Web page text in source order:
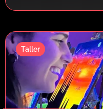
Taller